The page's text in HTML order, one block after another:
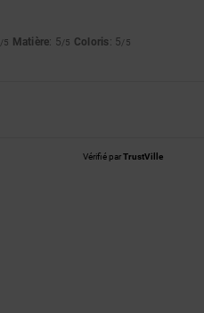
/5 Matière: 5/5 Coloris: 5/5
Vérifié parTrustVille